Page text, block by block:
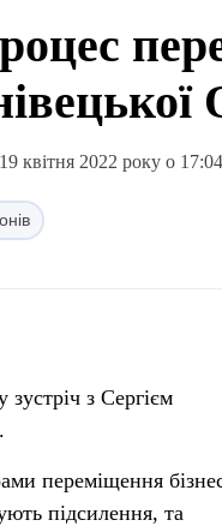
квітня 2022 року о 17:04
з Сергієм
переміщення
підсилення, та